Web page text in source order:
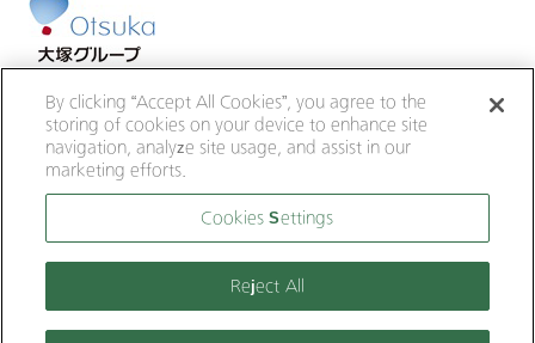
大鵬薬品工業
大塚倉庫
大塚化学
大塚食品
大塚メディカルデバイス
サイトのご利用にあたって
個人情報の取り扱いについて
ウェブアクセシビリティについて
サイトマップ
By clicking “Accept All Cookies”, you agree to the
storing of cookies on your device to enhance site
navigation, analyze site usage, and assist in our
marketing efforts.
Cookies Settings
Reject All